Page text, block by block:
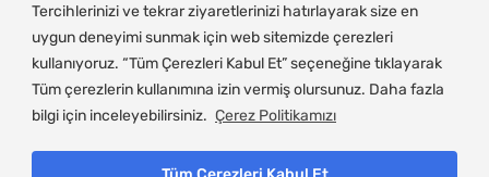
Tercihlerinizi ve tekrar ziyaretlerinizi hatırlayarak size en
uygun deneyimi sunmak için web sitemizde çerezleri
kullanıyoruz. “Tüm Çerezleri Kabul Et” seçeneğine tıklayarak
Tüm çerezlerin kullanımına izin vermiş olursunuz. Daha fazla
bilgi için inceleyebilirsiniz. Çerez Politikamızı